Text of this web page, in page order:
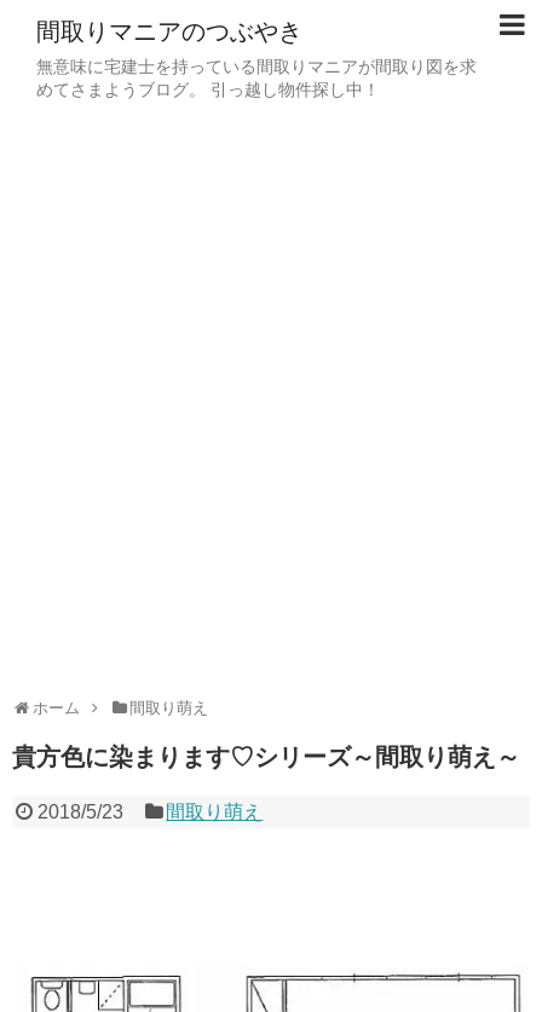
間取りマニアのつぶやき
無意味に宅建士を持っている間取りマニアが間取り図を求
めてさまようブログ。 引っ越し物件探し中！
ホーム 間取り萌え
貴方色に染まります♡シリーズ～間取り萌え～
2018/5/23 間取り萌え